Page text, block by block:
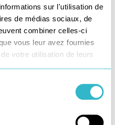
sur l'utilisation de
de médias sociaux, de
combiner celles-ci
vous leur avez fournies
votre utilisation de leurs
collec
+ d'infos